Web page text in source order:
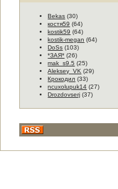
Bekas (30)
костя59 (64)
kostik59 (64)
kostik-megan (64)
DoSs (103)
*ЗАЯ* (26)
mak_s9.5 (25)
Aleksey_VK (29)
Крокодил (33)
ncuxolupuk14 (27)
Drozdovserj (37)